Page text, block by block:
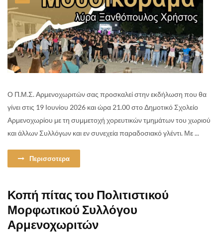
Ο Π.Μ.Σ. Αρμενοχωριτών σας προσκαλεί στην εκδήλωση που θα
γίνει στις 19 Ιουνίου 2026 και ώρα 21.00 στο Δημοτικό Σχολείο
Αρμενοχωρίου με τη συμμετοχή χορευτικών τμημάτων του χωριού
και άλλων Συλλόγων και εν συνεχεία παραδοσιακό γλέντι. Με ...
Περισσοτερα
Κοπή πίτας του Πολιτιστικού
Μορφωτικού Συλλόγου
Αρμενοχωριτών